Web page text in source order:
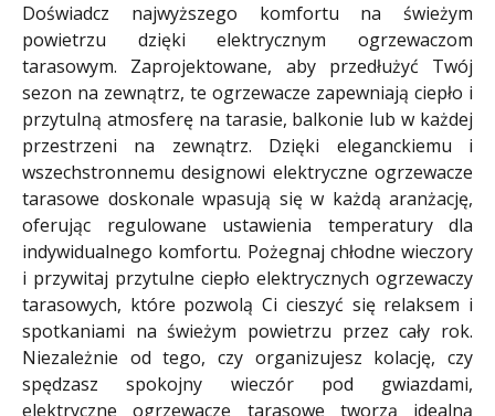
Doświadcz najwyższego komfortu na świeżym
powietrzu dzięki elektrycznym ogrzewaczom
tarasowym. Zaprojektowane, aby przedłużyć Twój
sezon na zewnątrz, te ogrzewacze zapewniają ciepło i
przytulną atmosferę na tarasie, balkonie lub w każdej
przestrzeni na zewnątrz. Dzięki eleganckiemu i
wszechstronnemu designowi elektryczne ogrzewacze
tarasowe doskonale wpasują się w każdą aranżację,
oferując regulowane ustawienia temperatury dla
indywidualnego komfortu. Pożegnaj chłodne wieczory
i przywitaj przytulne ciepło elektrycznych ogrzewaczy
tarasowych, które pozwolą Ci cieszyć się relaksem i
spotkaniami na świeżym powietrzu przez cały rok.
Niezależnie od tego, czy organizujesz kolację, czy
spędzasz spokojny wieczór pod gwiazdami,
elektryczne ogrzewacze tarasowe tworzą idealną